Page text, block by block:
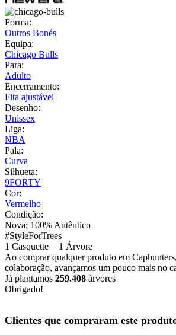
Forma:
Outros Bonés
Equipa:
Chicago Bulls
Para:
Adulto
Encerramento:
Fita ajustável
Desenho:
Unissex
Liga:
NBA
Pala:
Curva
Silhueta:
9FORTY
Cor:
Vermelho
Condição:
Nova; 100% Autêntico
#StyleForTrees
1 Casquette = 1 Árvore
Ao comprar qualquer produto em
colaboração, avançamos um pouco mais no
Já plantamos 259.408 árvores
Obrigado!
Clientes que compraram este